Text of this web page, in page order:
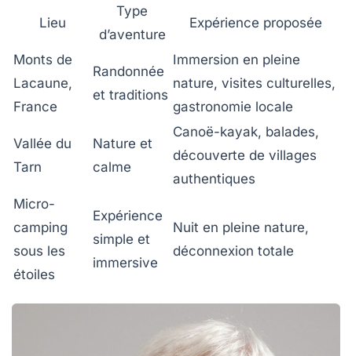
Lieu
Type
d’aventure
Expérience proposée
Monts de
Lacaune,
France
Randonnée
et traditions
Immersion en pleine
nature, visites culturelles,
gastronomie locale
Vallée du
Tarn
Nature et
calme
Canoë-kayak, balades,
découverte de villages
authentiques
Micro-
camping
sous les
étoiles
Expérience
simple et
immersive
Nuit en pleine nature,
déconnexion totale